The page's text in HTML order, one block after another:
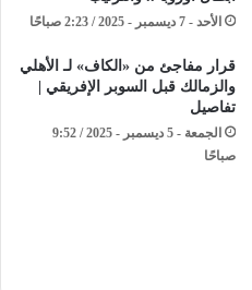
الأحد - 7 ديسمبر - 2025 / 2:23 صباحًا
قرار مفاجئ من «الكاف» لـ الأهلي
والزمالك قبل السوبر الإفريقي |
تفاصيل
الجمعة - 5 ديسمبر - 2025 / 9:52
صباحًا